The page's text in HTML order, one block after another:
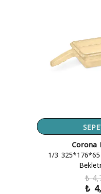
Corona
1/3 325*176*65
₺
₺